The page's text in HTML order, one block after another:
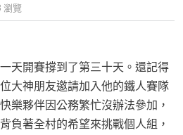
瀏覽
天開賽撐到了第三十天。還記得
大神朋友邀請加入他的鐵人賽隊
樂夥伴因公務繁忙沒辦法參加，
負著全村的希望來挑戰個人組，